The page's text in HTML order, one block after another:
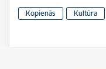
Kopienās Kultūra